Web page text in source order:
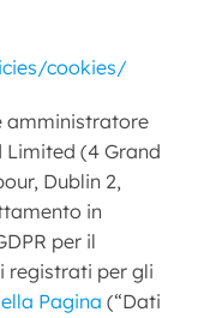
cookies/
amministratore
(4 Grand
Dublin 2,
in
per il
registrati per gli
Pagina (“Dati